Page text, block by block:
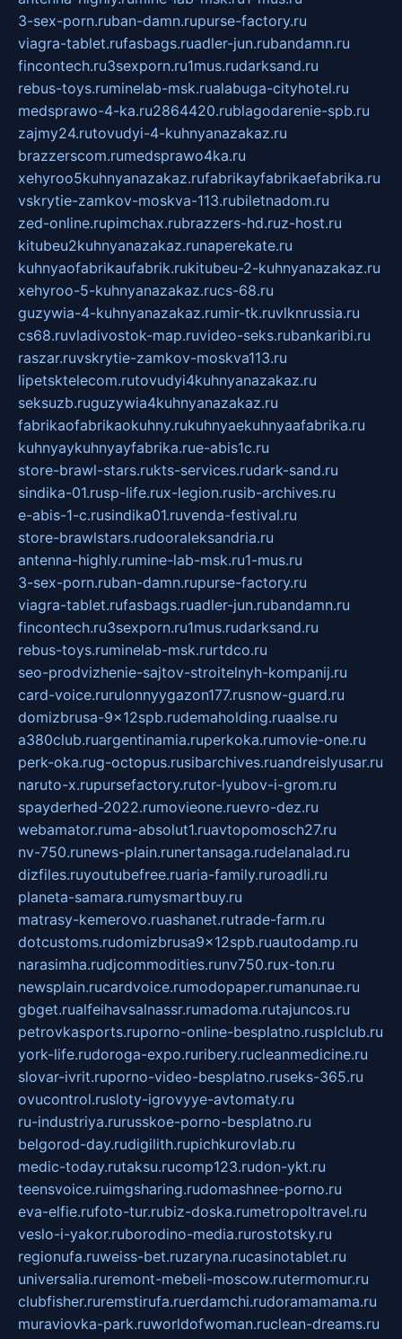
3-sex-porn.ruban-damn.rupurse-factory.ru
viagra-tablet.rufasbags.ruadler-jun.rubandamn.ru
fincontech.ru3sexporn.ru1mus.rudarksand.ru
rebus-toys.ruminelab-msk.rualabuga-cityhotel.ru
medsprawo-4-ka.ru2864420.rublagodarenie-spb.ru
zajmy24.rutovudyi-4-kuhnyanazakaz.ru
brazzerscom.rumedsprawo4ka.ru
xehyroo5kuhnyanazakaz.rufabrikayfabrikaefabrika.ru
vskrytie-zamkov-moskva-113.rubiletnadom.ru
zed-online.rupimchax.rubrazzers-hd.ruz-host.ru
kitubeu2kuhnyanazakaz.runaperekate.ru
kuhnyaofabrikaufabrik.rukitubeu-2-kuhnyanazakaz.ru
xehyroo-5-kuhnyanazakaz.rucs-68.ru
guzywia-4-kuhnyanazakaz.rumir-tk.ruvlknrussia.ru
cs68.ruvladivostok-map.ruvideo-seks.rubankaribi.ru
raszar.ruvskrytie-zamkov-moskva113.ru
lipetsktelecom.rutovudyi4kuhnyanazakaz.ru
seksuzb.ruguzywia4kuhnyanazakaz.ru
fabrikaofabrikaokuhny.rukuhnyaekuhnyaafabrika.ru
kuhnyaykuhnyayfabrika.rue-abis1c.ru
store-brawl-stars.rukts-services.rudark-sand.ru
sindika-01.rusp-life.rux-legion.rusib-archives.ru
e-abis-1-c.rusindika01.ruvenda-festival.ru
store-brawlstars.rudooraleksandria.ru
antenna-highly.rumine-lab-msk.ru1-mus.ru
3-sex-porn.ruban-damn.rupurse-factory.ru
viagra-tablet.rufasbags.ruadler-jun.rubandamn.ru
fincontech.ru3sexporn.ru1mus.rudarksand.ru
rebus-toys.ruminelab-msk.rurtdco.ru
seo-prodvizhenie-sajtov-stroitelnyh-kompanij.ru
card-voice.rurulonnyygazon177.rusnow-guard.ru
domizbrusa-9x12spb.rudemaholding.ruaalse.ru
a380club.ruargentinamia.ruperkoka.rumovie-one.ru
perk-oka.rug-octopus.rusibarchives.ruandreislyusar.ru
naruto-x.rupursefactory.rutor-lyubov-i-grom.ru
spayderhed-2022.rumovieone.ruevro-dez.ru
webamator.ruma-absolut1.ruavtopomosch27.ru
nv-750.runews-plain.runertansaga.rudelanalad.ru
dizfiles.ruyoutubefree.ruaria-family.ruroadli.ru
planeta-samara.rumysmartbuy.ru
matrasy-kemerovo.ruashanet.rutrade-farm.ru
dotcustoms.rudomizbrusa9x12spb.ruautodamp.ru
narasimha.rudjcommodities.runv750.rux-ton.ru
newsplain.rucardvoice.rumodopaper.rumanunae.ru
gbget.rualfeihavsalnassr.rumadoma.rutajuncos.ru
petrovkasports.ruporno-online-besplatno.rusplclub.ru
york-life.rudoroga-expo.ruribery.rucleanmedicine.ru
slovar-ivrit.ruporno-video-besplatno.ruseks-365.ru
ovucontrol.rusloty-igrovyye-avtomaty.ru
ru-industriya.rurusskoe-porno-besplatno.ru
belgorod-day.rudigilith.rupichkurovlab.ru
medic-today.rutaksu.rucomp123.rudon-ykt.ru
teensvoice.ruimgsharing.rudomashnee-porno.ru
eva-elfie.rufoto-tur.rubiz-doska.rumetropoltravel.ru
veslo-i-yakor.ruborodino-media.rurostotsky.ru
regionufa.ruweiss-bet.ruzaryna.rucasinotablet.ru
universalia.ruremont-mebeli-moscow.rutermomur.ru
clubfisher.ruremstirufa.ruerdamchi.rudoramamama.ru
muraviovka-park.ruworldofwoman.ruclean-dreams.ru